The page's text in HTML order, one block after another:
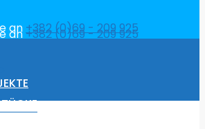
an+382 (0)69 - 209 925
an +382 (0)69 - 209 925